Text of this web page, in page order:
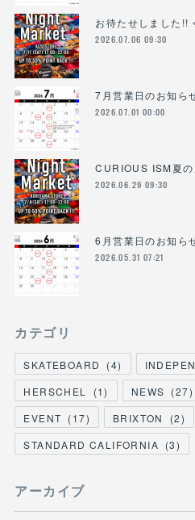
お待たせしました!!
2026.07.06 09:30
7月営業日のお知ら
2026.07.01 00:00
CURIOUS ISM夏
2026.06.29 09:30
6月営業日のお知ら
2026.05.31 07:21
カテゴリ
SKATEBOARD (4)
HERSCHEL
(1) NEWS (27)
EVENT (17) BRIXTON (2)
STANDARD CALIFORNIA (3)
アーカイブ